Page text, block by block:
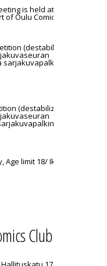
is held at
Oulu Comics
(destabilizing
(destabilizing
limit 18/ Ikäraja
Club